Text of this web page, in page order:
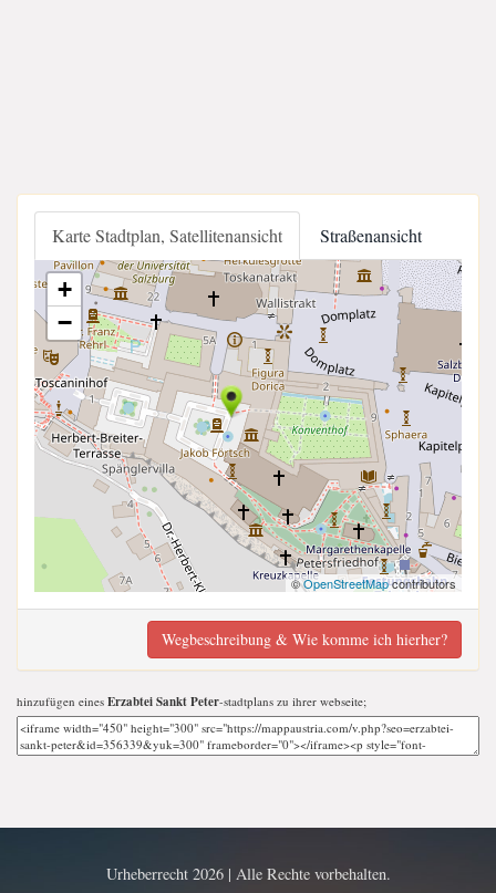
Karte Stadtplan, Satellitenansicht Straßenansicht
+
−
©OpenStreetMapcontributors
Wegbeschreibung & Wie komme ich hierher?
hinzufügen eines Erzabtei Sankt Peter-stadtplans zu ihrer webseite;
Urheberrecht 2026 | Alle Rechte vorbehalten.